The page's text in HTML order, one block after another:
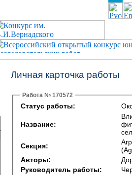
Личная карточка работы
Работа № 170572
Статус работы:
Название:
Секция:
Авторы:
Руководитель работы: